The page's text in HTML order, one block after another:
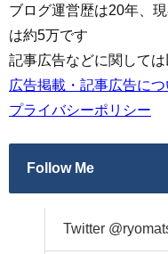
ブログ運営歴は20年、
は約5万です
記事広告などに関しては
広告掲載・記事広告につ
プライバシーポリシー
Follow Me
Twitter